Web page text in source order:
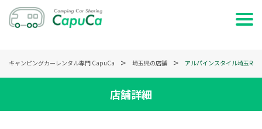
車両で検索する
キャンピングカーレンタル専門 CapuCa 埼玉県の店舗 アルパインスタイル埼玉R4
店舗詳細